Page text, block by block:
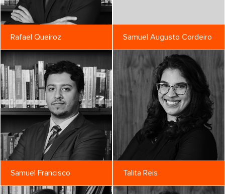
Rafael Queiroz Samuel Augusto Cordeiro
Samuel Francisco Talita Reis